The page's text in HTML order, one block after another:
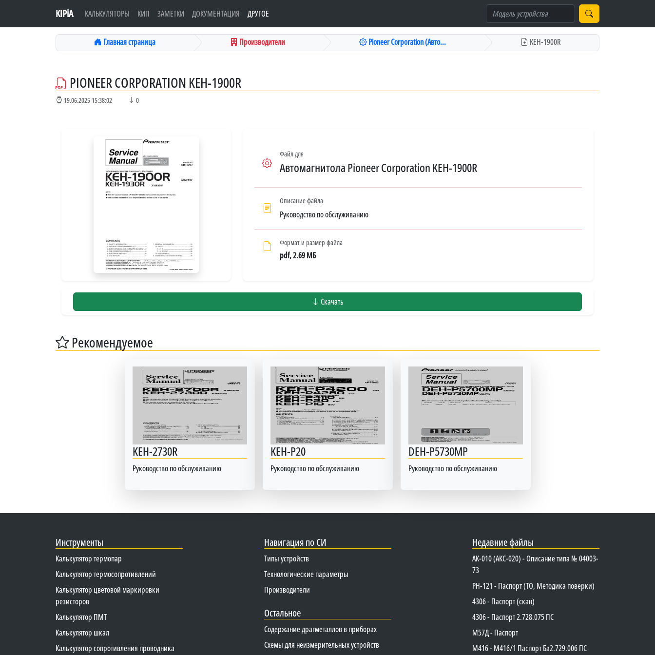
KIPiA КАЛЬКУЛЯТОРЫ КИП ЗАМЕТКИ ДОКУМЕНТАЦИЯ ДРУГОЕ
Главная страница Производители Pioneer Corporation (Авто... KEH-1900R
PIONEER CORPORATION KEH-1900R
19.06.2025 15:38:02 0
Файл для
Автомагнитола Pioneer Corporation KEH-1900R
Описание файла
Руководство по обслуживанию
Формат и размер файла
pdf, 2.69 МБ
Скачать
Рекомендуемое
KEH-2730R
Руководство по обслуживанию
KEH-P20
Руководство по обслуживанию
DEH-P5730MP
Руководство по обслуживанию
Инструменты
Калькулятор термопар
Калькулятор термосопротивлений
Калькулятор цветовой маркировки
резисторов
Калькулятор ПМТ
Калькулятор шкал
Калькулятор сопротивления проводника
Навигация по СИ
Типы устройств
Технологические параметры
Производители
Остальное
Содержание драгметаллов в приборах
Схемы для неизмерительных устройств
Недавние файлы
АК-010 (АКС-020) - Описание типа № 04003-
73
PH-121 - Паспорт (ТО, Методика поверки)
4306 - Паспорт (скан)
4306 - Паспорт 2.728.075 ПС
М57Д - Паспорт
М416 - М416/1 Паспорт Ба2.729.006 ПС